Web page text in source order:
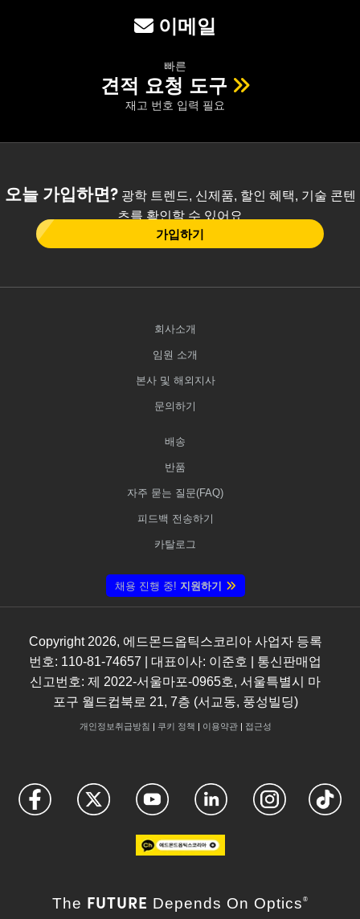
이메일
빠른
견적 요청 도구
재고 번호 입력 필요
오늘 가입하면?광학 트렌드, 신제품, 할인 혜택, 기술 콘텐
츠를 확인할 수 있어요
가입하기
회사소개
임원 소개
본사 및 해외지사
문의하기
배송
반품
자주 묻는 질문(FAQ)
피드백 전송하기
카탈로그
채용 진행 중! 지원하기
Copyright 2026, 에드몬드옵틱스코리아 사업자 등록
번호: 110-81-74657 | 대표이사: 이준호 | 통신판매업
신고번호: 제 2022-서울마포-0965호, 서울특별시 마
포구 월드컵북로 21, 7층 (서교동, 풍성빌딩)
개인정보취급방침 쿠키 정책 이용약관| 접근성
The FUTURE Depends On Optics ®